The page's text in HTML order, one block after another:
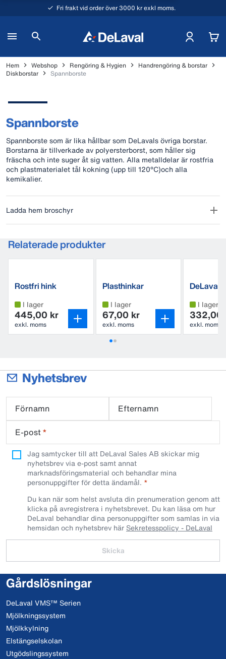
Fri frakt vid order över 3000 kr exkl moms.
Hem Webshop Rengöring & Hygien
Handrengöring & borstar
Diskborstar
Spannborste
Spannborste
Spannborste som är lika hållbar som DeLavals övriga borstar.
Borstarna är tillverkade av polyersterborst, som håller sig
fräscha och inte suger åt sig vatten. Alla metalldelar är rostfria
och plastmaterialet tål kokning (upp till 120°C)och alla
kemikalier.
Ladda hem broschyr
Relaterade produkter
Rostfri hink
I lager
445,00 kr
exkl. moms
Plasthinkar
I lager
67,00 kr
exkl. moms
DeLaval
I lager
332,00
exkl. moms
Nyhetsbrev
Förnamn
Efternamn
E-post*
Jag samtycker till att DeLaval Sales AB skickar mig
nyhetsbrev via e-post samt annat
marknadsföringsmaterial och behandlar mina
personuppgifter för detta ändamål.
Du kan när som helst avsluta din prenumeration genom att
klicka på avregistrera i nyhetsbrevet. Du kan läsa om hur
DeLaval behandlar dina personuppgifter som samlas in via
hemsidan och nyhetsbrev här Sekretesspolicy - DeLaval
Skicka
Gårdslösningar
DeLaval VMS™ Serien
Mjölkningssystem
Mjölkkylning
Elstängselskolan
Utgödslingssystem